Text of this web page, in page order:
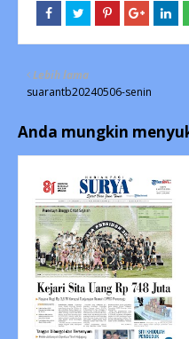
Lebih lama
suarantb20240506-senin
Anda mungkin